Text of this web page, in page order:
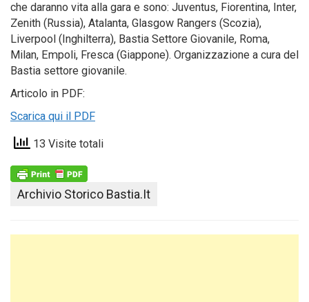
che daranno vita alla gara e sono: Juventus, Fiorentina, Inter,
Zenith (Russia), Atalanta, Glasgow Rangers (Scozia),
Liverpool (Inghilterra), Bastia Settore Giovanile, Roma,
Milan, Empoli, Fresca (Giappone). Organizzazione a cura del
Bastia settore giovanile.
Articolo in PDF:
Scarica qui il PDF
13 Visite totali
Archivio Storico Bastia.it